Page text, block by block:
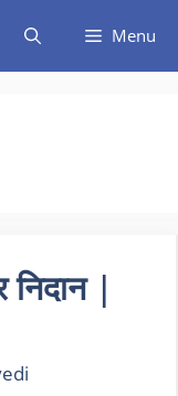
Menu
|